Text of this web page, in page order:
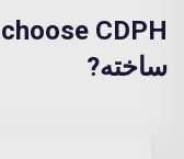
ساخته?